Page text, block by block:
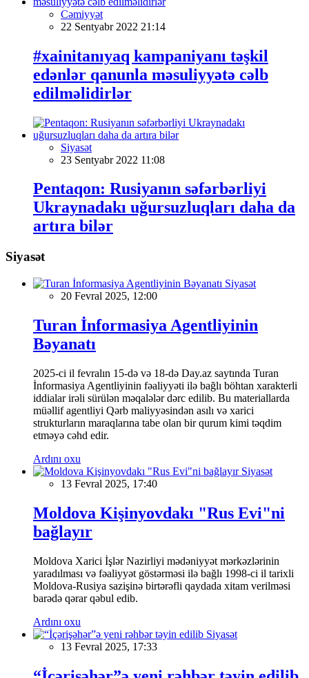
Cəmiyyət
22 Sentyabr 2022 21:14
#xainitanıyaq kampaniyanı təşkil
edənlər qanunla məsuliyyətə cəlb
edilməlidirlər
Siyasət
23 Sentyabr 2022 11:08
Pentaqon: Rusiyanın səfərbərliyi
Ukraynadakı uğursuzluqları daha da
artıra bilər
Siyasət
Siyasət
20 Fevral 2025, 12:00
Turan İnformasiya Agentliyinin
Bəyanatı
2025-ci il fevralın 15-də və 18-də Day.az saytında Turan
İnformasiya Agentliyinin fəaliyyəti ilə bağlı böhtan xarakterli
iddialar irəli sürülən məqalələr dərc edilib. Bu materiallarda
müəllif agentliyi Qərb maliyyəsindən asılı və xarici
strukturların maraqlarına tabe olan bir qurum kimi təqdim
etməyə cəhd edir.
Ardını oxu
Siyasət
13 Fevral 2025, 17:40
Moldova Kişinyovdakı "Rus Evi"ni
bağlayır
Moldova Xarici İşlər Nazirliyi mədəniyyət mərkəzlərinin
yaradılması və fəaliyyət göstərməsi ilə bağlı 1998-ci il tarixli
Moldova-Rusiya sazişinə birtərəfli qaydada xitam verilməsi
barədə qərar qəbul edib.
Ardını oxu
Siyasət
13 Fevral 2025, 17:33